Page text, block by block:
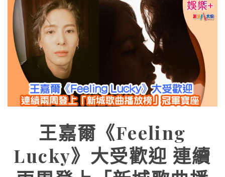
王嘉爾《Feeling
Lucky》大受歡迎 連續